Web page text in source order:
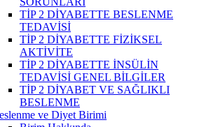
TİP 2 DİYABETTE BESLENME
TEDAVİSİ
TİP 2 DİYABETTE FİZİKSEL
AKTİVİTE
TİP 2 DİYABETTE İNSÜLİN
TEDAVİSİ GENEL BİLGİLER
TİP 2 DİYABET VE SAĞLIKLI
BESLENME
ve Diyet Birimi